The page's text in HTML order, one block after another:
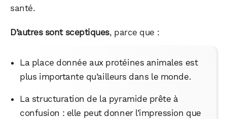
santé.
D’autres sont sceptiques, parce que :
La place donnée aux protéines animales est
plus importante qu’ailleurs dans le monde.
La structuration de la pyramide prête à
confusion : elle peut donner l’impression que